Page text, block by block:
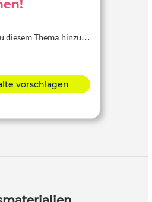
diesem Thema hinzu…
vorschlagen